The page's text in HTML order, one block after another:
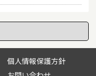
個人情報保護方針